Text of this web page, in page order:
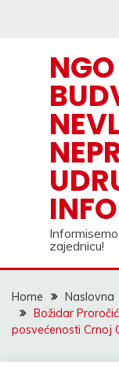
zajednicu!
Home
Naslovna
Božidar
posvećenosti Crnoj